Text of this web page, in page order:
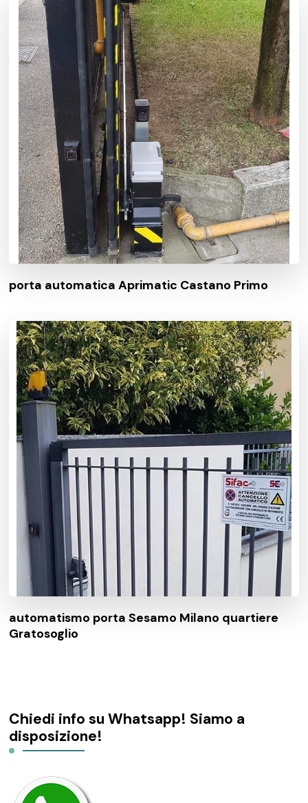
porta automatica Aprimatic Castano Primo
automatismo porta Sesamo Milano quartiere
Gratosoglio
Chiedi info su Whatsapp! Siamo a
disposizione!